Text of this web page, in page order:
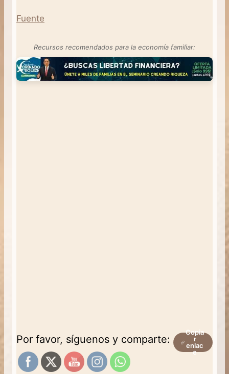
Fuente
Recursos recomendados para la economía familiar:
Por favor, síguenos y comparte:
Copia
r
enlac
e